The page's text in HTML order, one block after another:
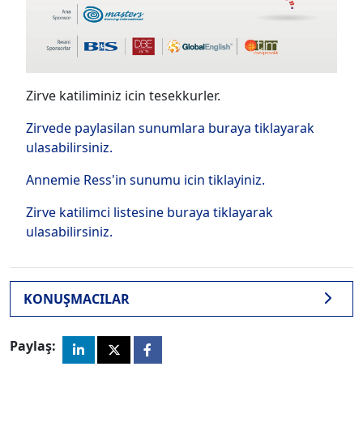
Zirve katiliminiz icin tesekkurler.
Zirvede paylasilan sunumlara buraya tiklayarak
ulasabilirsiniz.
Annemie Ress'in sunumu icin tiklayiniz.
Zirve katilimci listesine buraya tiklayarak
ulasabilirsiniz.
KONUŞMACILAR
Paylaş: